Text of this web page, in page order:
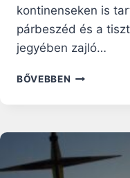
kontinenseken is
párbeszéd és a
jegyében zajló…
BŐVEBBEN LINZBEN
SZINÓDUS